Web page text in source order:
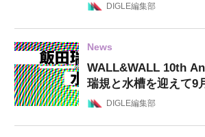
DIGLE編集部
News
WALL&WALL 10th
瑞規と水槽を迎えて9
DIGLE編集部